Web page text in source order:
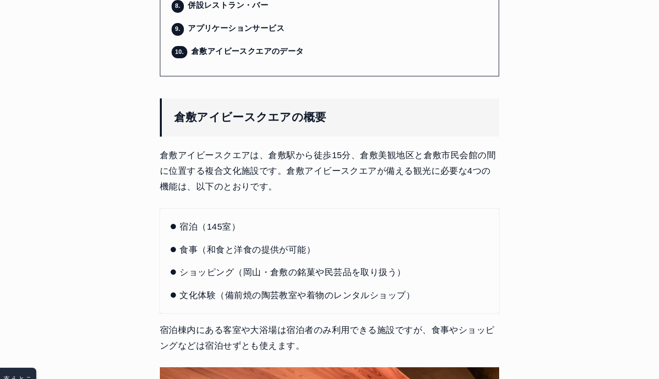
8. 併設レストラン・バー
9. アプリケーションサービス
10. 倉敷アイビースクエアのデータ
倉敷アイビースクエアの概要
倉敷アイビースクエアは、倉敷駅から徒歩15分、倉敷美観地区と倉敷市民会館の間
に位置する複合文化施設です。倉敷アイビースクエアが備える観光に必要な4つの
機能は、以下のとおりです。
宿泊（145室）
食事（和食と洋食の提供が可能）
ショッピング（岡山・倉敷の銘菓や民芸品を取り扱う）
文化体験（備前焼の陶芸教室や着物のレンタルショップ）
宿泊棟内にある客室や大浴場は宿泊者のみ利用できる施設ですが、食事やショッピ
ングなどは宿泊せずとも使えます。